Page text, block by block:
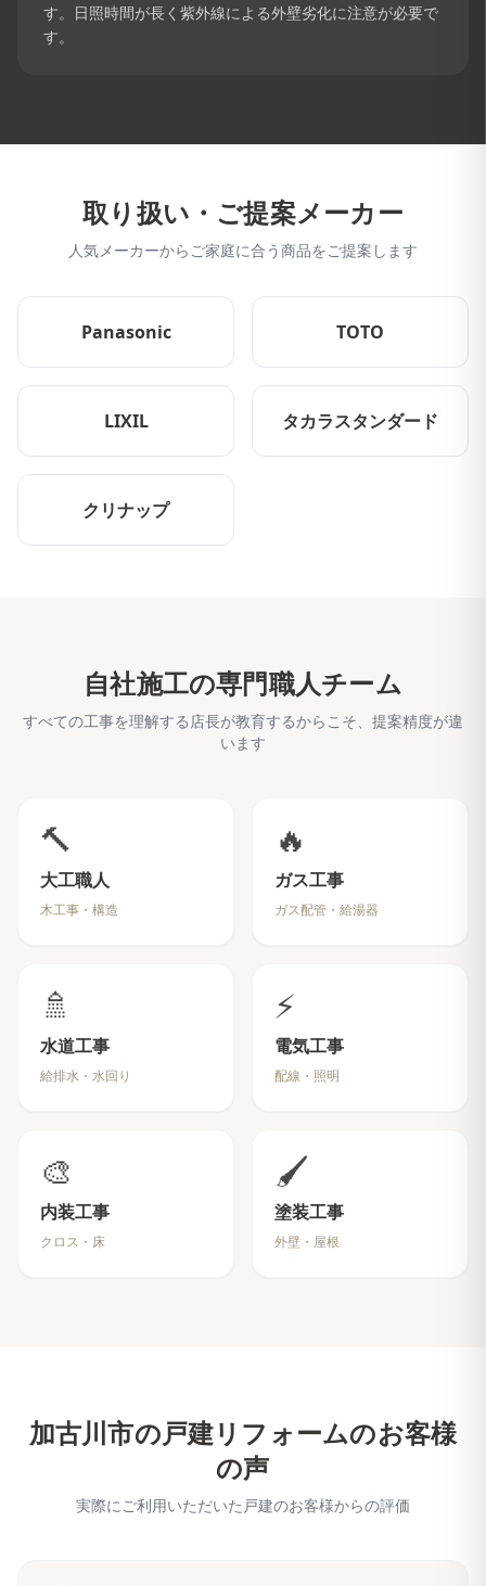
す。日照時間が長く紫外線による外壁劣化に注意が必要で
す。
取り扱い・ご提案メーカー
人気メーカーからご家庭に合う商品をご提案します
Panasonic TOTO
LIXIL タカラスタンダード
クリナップ
自社施工の専門職人チーム
すべての工事を理解する店長が教育するからこそ、提案精度が違
います
🔨
大工職人
木工事・構造
🔥
ガス工事
ガス配管・給湯器
🚿
水道工事
給排水・水回り
⚡
電気工事
配線・照明
🎨
内装工事
クロス・床
🖌️
塗装工事
外壁・屋根
加古川市の戸建リフォームのお客様
の声
実際にご利用いただいた戸建のお客様からの評価